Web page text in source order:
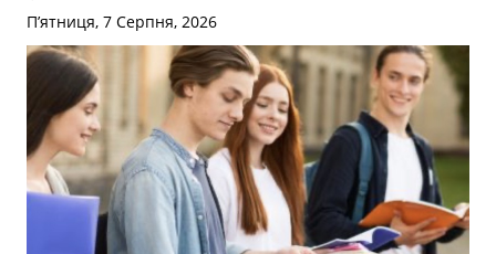
П’ятниця, 7 Серпня, 2026